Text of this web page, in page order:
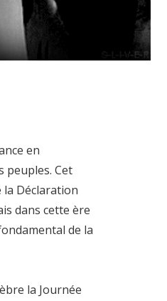
en
peuples. Cet
Déclaration
dans cette ère
de la
la Journée